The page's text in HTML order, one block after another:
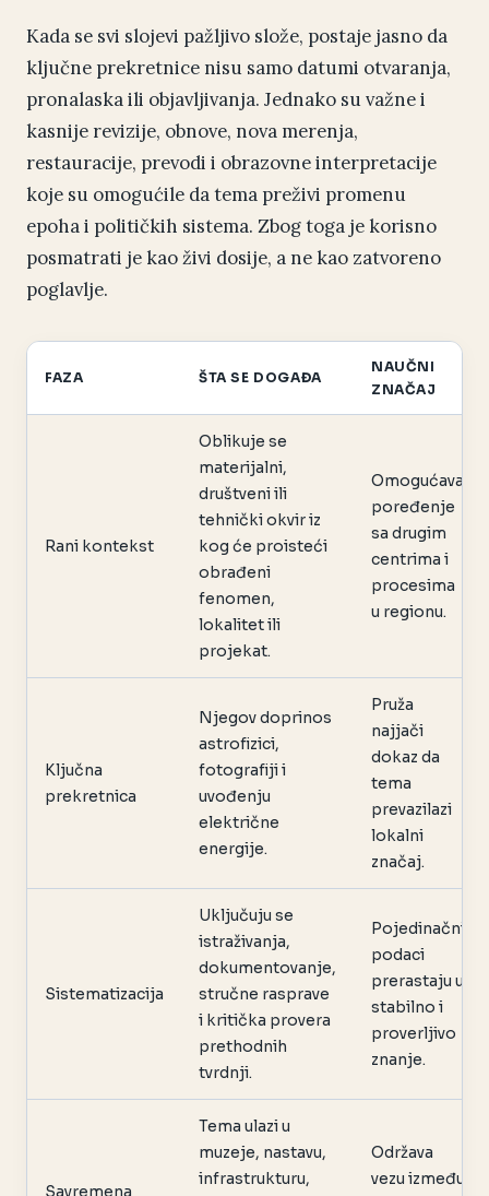
Kada se svi slojevi pažljivo slože, postaje jasno da
ključne prekretnice nisu samo datumi otvaranja,
pronalaska ili objavljivanja. Jednako su važne i
kasnije revizije, obnove, nova merenja,
restauracije, prevodi i obrazovne interpretacije
koje su omogućile da tema preživi promenu
epoha i političkih sistema. Zbog toga je korisno
posmatrati je kao živi dosije, a ne kao zatvoreno
poglavlje.
FAZA ŠTA SE DOGAĐA
NAUČNI
ZNAČAJ
Rani kontekst
Oblikuje se
materijalni,
društveni ili
tehnički okvir iz
kog će proisteći
obrađeni
fenomen,
lokalitet ili
projekat.
Omogućava
poređenje
sa drugim
centrima i
procesima
u regionu.
Ključna
prekretnica
Njegov doprinos
astrofizici,
fotografiji i
uvođenju
električne
energije.
Pruža
najjači
dokaz da
tema
prevazilazi
lokalni
značaj.
Sistematizacija
Uključuju se
istraživanja,
dokumentovanje,
stručne rasprave
i kritička provera
prethodnih
tvrdnji.
Pojedinačni
podaci
prerastaju u
stabilno i
proverljivo
znanje.
Savremena
Tema ulazi u
muzeje, nastavu,
infrastrukturu,
Održava
vezu između